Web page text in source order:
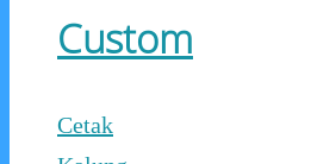
Custom
Cetak